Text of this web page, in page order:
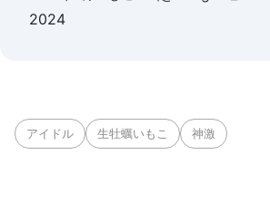
2024
アイドル 生牡蠣いもこ 神激